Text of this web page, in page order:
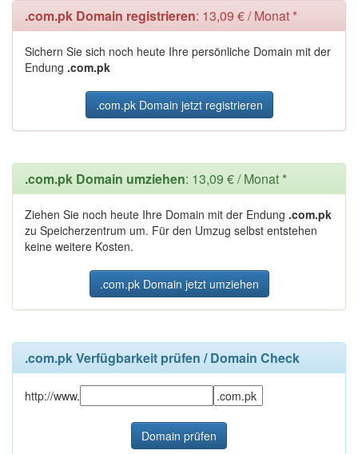
.com.pk Domain registrieren: 13,09 € / Monat *
Sichern Sie sich noch heute Ihre persönliche Domain mit der
Endung .com.pk
.com.pk Domain jetzt registrieren
.com.pk Domain umziehen: 13,09 € / Monat *
Ziehen Sie noch heute Ihre Domain mit der Endung .com.pk
zu Speicherzentrum um. Für den Umzug selbst entstehen
keine weitere Kosten.
.com.pk Domain jetzt umziehen
.com.pk Verfügbarkeit prüfen / Domain Check
http://www.